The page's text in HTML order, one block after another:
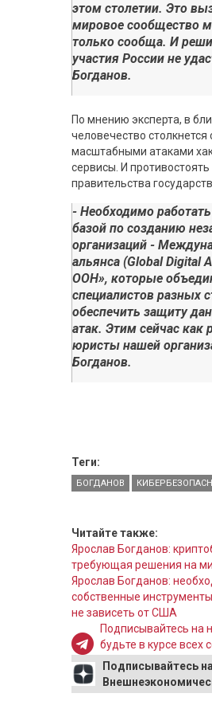
этом столетии. Это
мировое сообщество
только сообща. И
участия России не
Богданов.
По мнению эксперта, в
человечество
масштабными атаками
сервисы. И
правительства государств.
- Необходимо
базой по созданию
организаций -
альянса (Global Digital
ООН», которые
специалистов разных
обеспечить защиту
атак. Этим сейчас как
юристы нашей
Богданов.
Теги:
БОГДАНОВ
Читайте также:
Ярослав Богданов:
требующая решения на
Ярослав Богданов:
собственные
не зависеть от США
Подписывайтесь на
будьте в курсе всех
Подписывайтесь